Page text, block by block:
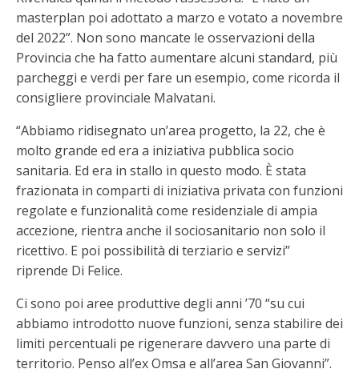
masterplan poi adottato a marzo e votato a novembre
del 2022”. Non sono mancate le osservazioni della
Provincia che ha fatto aumentare alcuni standard, più
parcheggi e verdi per fare un esempio, come ricorda il
consigliere provinciale Malvatani.
“Abbiamo ridisegnato un’area progetto, la 22, che è
molto grande ed era a iniziativa pubblica socio
sanitaria. Ed era in stallo in questo modo. È stata
frazionata in comparti di iniziativa privata con funzioni
regolate e funzionalità come residenziale di ampia
accezione, rientra anche il sociosanitario non solo il
ricettivo. E poi possibilità di terziario e servizi”
riprende Di Felice.
Ci sono poi aree produttive degli anni ’70 “su cui
abbiamo introdotto nuove funzioni, senza stabilire dei
limiti percentuali pe rigenerare davvero una parte di
territorio. Penso all’ex Omsa e all’area San Giovanni”.